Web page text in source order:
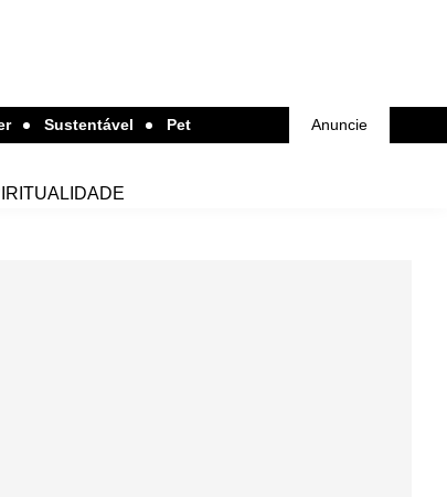
Sustentável Pet Anuncie